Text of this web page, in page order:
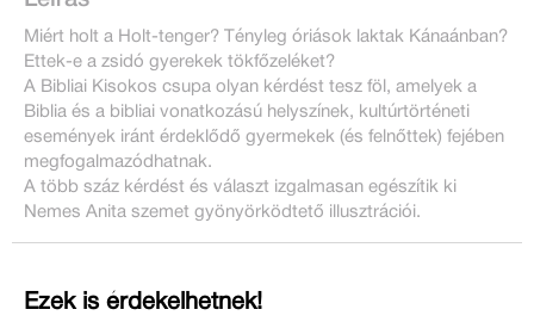
Miért holt a Holt-tenger? Tényleg óriások laktak Kánaánban?
Ettek-e a zsidó gyerekek tökfőzeléket?
A Bibliai Kisokos csupa olyan kérdést tesz föl, amelyek a
Biblia és a bibliai vonatkozású helyszínek, kultúrtörténeti
események iránt érdeklődő gyermekek (és felnőttek) fejében
megfogalmazódhatnak.
A több száz kérdést és választ izgalmasan egészítik ki
Nemes Anita szemet gyönyörködtető illusztrációi.
Ezek is érdekelhetnek!